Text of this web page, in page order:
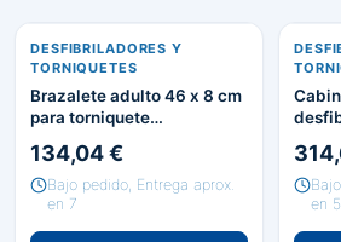
DESFIBRILADORES Y
TORNIQUETES
Brazalete adulto 46 x 8 cm
para torniquete
EME25235
134,04 €
Bajo pedido, Entrega aprox.
en 7
en 5